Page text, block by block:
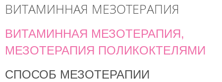
ВИТАМИННАЯ МЕЗОТЕРАПИЯ
ВИТАМИННАЯ МЕЗОТЕРАПИЯ,
МЕЗОТЕРАПИЯ ПОЛИКОКТЕЛЯМИ
СПОСОБ МЕЗОТЕРАПИИ